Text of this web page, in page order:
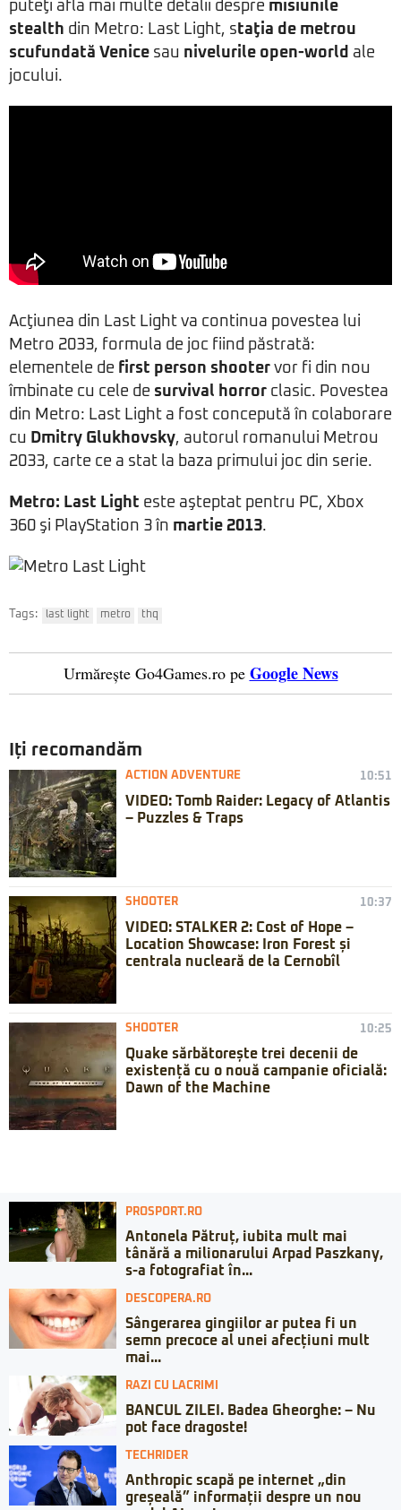
puteţi afla mai multe detalii despre misiunile
stealth din Metro: Last Light, staţia de metrou
scufundată Venice sau nivelurile open-world ale
jocului.
Acţiunea din Last Light va continua povestea lui
Metro 2033, formula de joc fiind păstrată:
elementele de first person shooter vor fi din nou
îmbinate cu cele de survival horror clasic. Povestea
din Metro: Last Light a fost concepută în colaborare
cu Dmitry Glukhovsky, autorul romanului Metrou
2033, carte ce a stat la baza primului joc din serie.
Metro: Last Light este aşteptat pentru PC, Xbox
360 şi PlayStation 3 în martie 2013.
Tags: last light metro thq
Urmărește Go4Games.ro pe Google News
Iți recomandăm
ACTION ADVENTURE 10:51
VIDEO: Tomb Raider: Legacy of Atlantis
– Puzzles & Traps
SHOOTER 10:37
VIDEO: STALKER 2: Cost of Hope –
Location Showcase: Iron Forest și
centrala nucleară de la Cernobîl
SHOOTER 10:25
Quake sărbătorește trei decenii de
existență cu o nouă campanie oficială:
Dawn of the Machine
PROSPORT.RO
Antonela Pătruț, iubita mult mai
tânără a milionarului Arpad Paszkany,
s-a fotografiat în...
DESCOPERA.RO
Sângerarea gingiilor ar putea fi un
semn precoce al unei afecțiuni mult
mai...
RAZI CU LACRIMI
BANCUL ZILEI. Badea Gheorghe: – Nu
pot face dragoste!
TECHRIDER
Anthropic scapă pe internet „din
greșeală” informații despre un nou